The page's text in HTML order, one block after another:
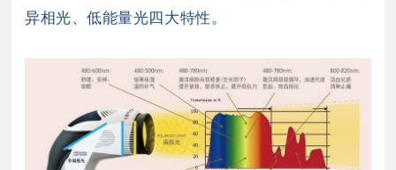
异相光、低能量光四大特性。